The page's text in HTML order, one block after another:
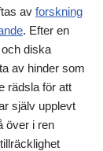
av forskning
. Efter en
diska
av hinder som
rädsla för att
själv upplevt
över i ren